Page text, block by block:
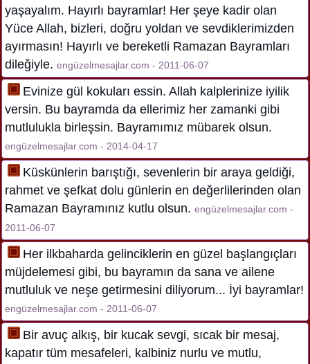
yaşayalım. Hayırlı bayramlar! Her şeye kadir olan
Yüce Allah, bizleri, doğru yoldan ve sevdiklerimizden
ayırmasın! Hayırlı ve bereketli Ramazan Bayramları
dileğiyle. engüzelmesajlar.com - 2011-06-07
Evinize gül kokuları essin. Allah kalplerinize iyilik
versin. Bu bayramda da ellerimiz her zamanki gibi
mutlulukla birleşsin. Bayramımız mübarek olsun.
engüzelmesajlar.com - 2014-04-17
Küskünlerin barıştığı, sevenlerin bir araya geldiği,
rahmet ve şefkat dolu günlerin en değerlilerinden olan
Ramazan Bayramınız kutlu olsun. engüzelmesajlar.com -
2011-06-07
Her ilkbaharda gelinciklerin en güzel başlangıçları
müjdelemesi gibi, bu bayramın da sana ve ailene
mutluluk ve neşe getirmesini diliyorum... İyi bayramlar!
engüzelmesajlar.com - 2011-06-07
Bir avuç alkış, bir kucak sevgi, sıcak bir mesaj,
kapatır tüm mesafeleri, kalbiniz nurlu ve mutlu,